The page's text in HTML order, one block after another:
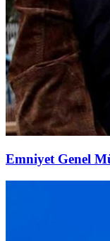
Emniyet Genel